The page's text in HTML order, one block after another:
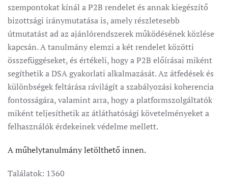
szempontokat kínál a P2B rendelet és annak kiegészítő
bizottsági iránymutatása is, amely részletesebb
útmutatást ad az ajánlórendszerek működésének közlése
kapcsán. A tanulmány elemzi a két rendelet közötti
összefüggéseket, és értékeli, hogy a P2B előírásai miként
segíthetik a DSA gyakorlati alkalmazását. Az átfedések és
különbségek feltárása rávilágít a szabályozási koherencia
fontosságára, valamint arra, hogy a platformszolgáltatók
miként teljesíthetik az átláthatósági követelményeket a
felhasználók érdekeinek védelme mellett.
A műhelytanulmány letölthető innen.
Találatok: 1360